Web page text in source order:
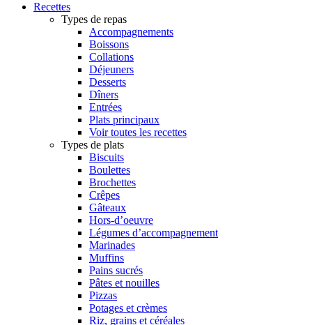
Recettes
Types de repas
Accompagnements
Boissons
Collations
Déjeuners
Desserts
Dîners
Entrées
Plats principaux
Voir toutes les recettes
Types de plats
Biscuits
Boulettes
Brochettes
Crêpes
Gâteaux
Hors-d’oeuvre
Légumes d’accompagnement
Marinades
Muffins
Pains sucrés
Pâtes et nouilles
Pizzas
Potages et crèmes
Riz, grains et céréales